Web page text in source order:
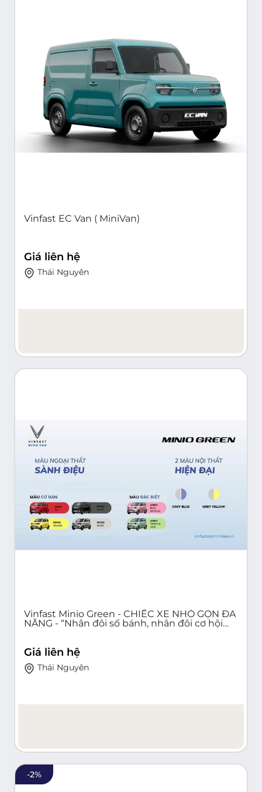
Vinfast EC Van ( MiniVan)
Giá liên hệ
Thái Nguyên
Vinfast Minio Green - CHIẾC XE NHỎ GỌN ĐA
NĂNG - “Nhân đôi số bánh, nhân đôi cơ hội
Giá liên hệ
Thái Nguyên
-2%